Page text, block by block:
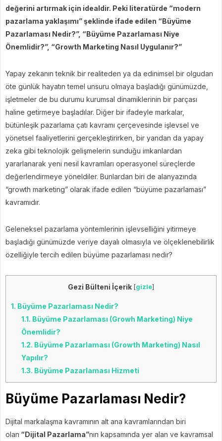
değerini artırmak için idealdir. Peki literatürde “modern
pazarlama yaklaşımı” şeklinde ifade edilen “Büyüme
Pazarlaması Nedir?”, “Büyüme Pazarlaması Niye
Önemlidir?”, “Growth Marketing Nasıl Uygulanır?”
Yapay zekanın teknik bir realiteden ya da edinimsel bir olgudan
öte günlük hayatın temel unsuru olmaya başladığı günümüzde,
işletmeler de bu durumu kurumsal dinamiklerinin bir parçası
haline getirmeye başladılar. Diğer bir ifadeyle markalar,
bütünleşik pazarlama çatı kavramı çerçevesinde işlevsel ve
yönetsel faaliyetlerini gerçekleştirirken, bir yandan da yapay
zeka gibi teknolojik gelişmelerin sunduğu imkanlardan
yararlanarak yeni nesil kavramları operasyonel süreçlerde
değerlendirmeye yöneldiler. Bunlardan biri de alanyazında
“growth marketing” olarak ifade edilen “büyüme pazarlaması”
kavramıdır.
Geleneksel pazarlama yöntemlerinin işlevselliğini yitirmeye
başladığı günümüzde veriye dayalı olmasıyla ve ölçeklenebilirlik
özelliğiyle tercih edilen büyüme pazarlaması nedir?
Gezi Bülteni İçerik [gizle]
1. Büyüme Pazarlaması Nedir?
1.1. Büyüme Pazarlaması (Growh Marketing) Niye
Önemlidir?
1.2. Büyüme Pazarlaması (Growth Marketing) Nasıl
Yapılır?
1.3. Büyüme Pazarlaması Hizmeti
Büyüme Pazarlaması Nedir?
Dijital markalaşma kavramının alt ana kavramlarından biri
olan “Dijital Pazarlama”nın kapsamında yer alan ve kavramsal